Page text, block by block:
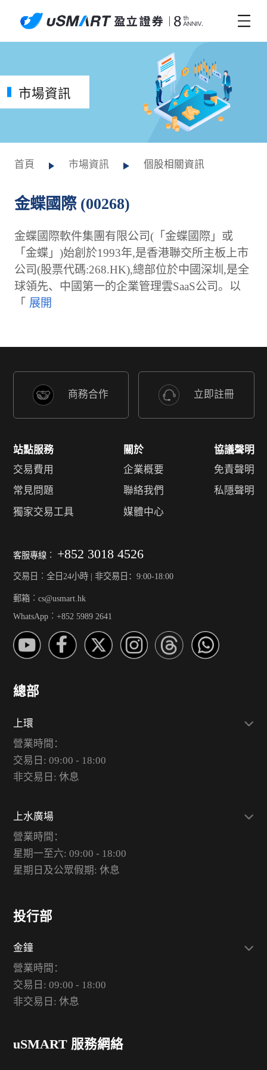
市場資訊
首頁 市場資訊 個股相關資訊
金蝶國際 (00268)
金蝶國際軟件集團有限公司(「金蝶國際」或
「金蝶」)始創於1993年,是香港聯交所主板上市
公司(股票代碼:268.HK),總部位於中國深圳,是全
球領先、中國第一的企業管理雲SaaS公司。以
「
商務合作 立即註冊
站點服務
交易費用
常見問題
獨家交易工具
關於
企業概要
聯絡我們
媒體中心
協議聲明
免責聲明
私隱聲明
客服專線︰ +852 3018 4526
交易日︰全日24小時 | 非交易日：9:00-18:00
郵箱︰cs@usmart.hk
WhatsApp︰+852 5989 2641
總部
上環
營業時間：
交易日: 09:00 - 18:00
非交易日: 休息
上水廣場
營業時間：
星期一至六: 09:00 - 18:00
星期日及公眾假期: 休息
投行部
金鐘
營業時間：
交易日: 09:00 - 18:00
非交易日: 休息
uSMART 服務網絡